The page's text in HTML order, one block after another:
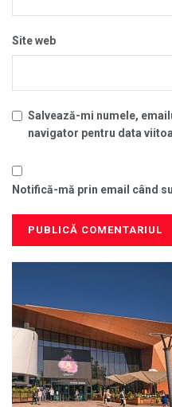
Site web
Salvează-mi numele,
navigator pentru data
Notifică-mă prin email când